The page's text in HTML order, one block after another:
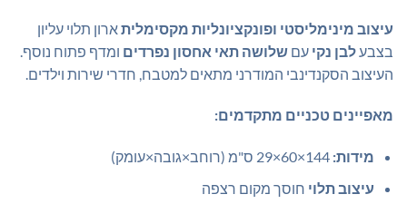
₪569.00.
עיצוב מינימליסטי ופונקציונליות מקסימליתארון תלוי עליון
בצבע לבן נקי עם שלושה תאי אחסון נפרדים ומדף פתוח נוסף.
העיצוב הסקנדינבי המודרני מתאים למטבח, חדרי שירות וילדים.
מאפיינים טכניים מתקדמים:
מידות:
עיצוב תלוי חוסך מקום רצפה